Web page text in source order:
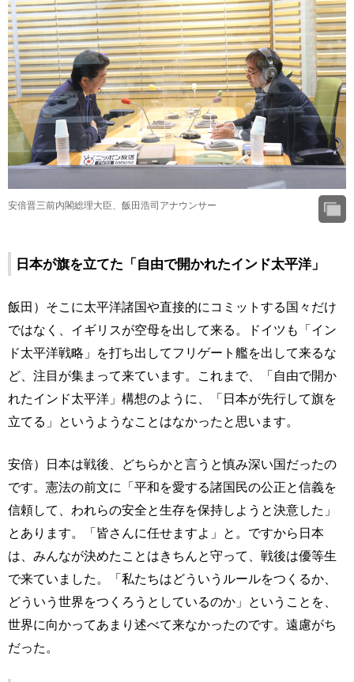
安倍晋三前内閣総理大臣、飯田浩司アナウンサー
日本が旗を立てた「自由で開かれたインド太平洋」
飯田）そこに太平洋諸国や直接的にコミットする国々だけ
ではなく、イギリスが空母を出して来る。ドイツも「イン
ド太平洋戦略」を打ち出してフリゲート艦を出して来るな
ど、注目が集まって来ています。これまで、「自由で開か
れたインド太平洋」構想のように、「日本が先行して旗を
立てる」というようなことはなかったと思います。
安倍）日本は戦後、どちらかと言うと慎み深い国だったの
です。憲法の前文に「平和を愛する諸国民の公正と信義を
信頼して、われらの安全と生存を保持しようと決意した」
とあります。「皆さんに任せますよ」と。ですから日本
は、みんなが決めたことはきちんと守って、戦後は優等生
で来ていました。「私たちはどういうルールをつくるか、
どういう世界をつくろうとしているのか」ということを、
世界に向かってあまり述べて来なかったのです。遠慮がち
だった。